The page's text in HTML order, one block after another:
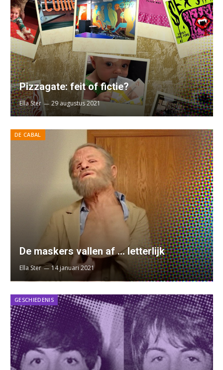
Pizzagate: feit of fictie?
Ella Ster 29 augustus 2021
DE CABAL
De maskers vallen af … letterlijk
Ella Ster 14 januari 2021
GESCHIEDENIS